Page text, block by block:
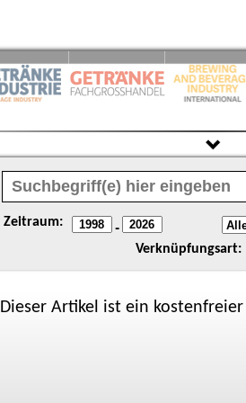
Zeitraum: -
Verknüpfungsart:
Dieser Artikel ist ein kostenfreier